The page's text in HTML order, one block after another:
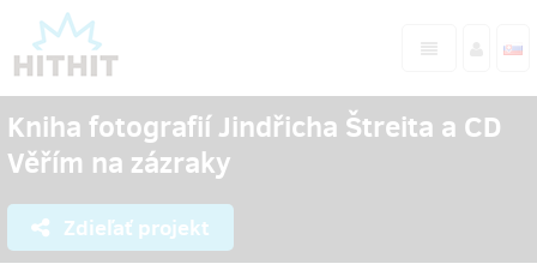
Kniha fotografií Jindřicha Štreita a CD
Věřím na zázraky
Zdieľať projekt